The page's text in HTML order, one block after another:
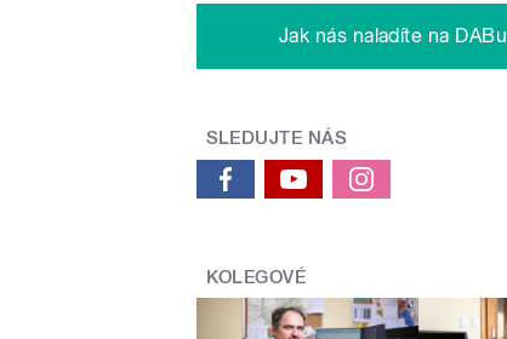
Jak nás naladíte na DABu
SLEDUJTE NÁS
KOLEGOVÉ